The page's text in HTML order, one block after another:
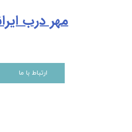
ارتباط با ما
مهر درب